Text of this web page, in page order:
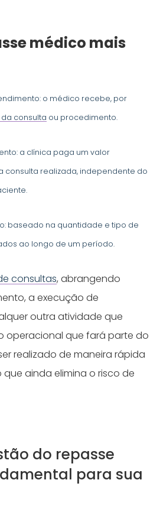
médico mais
o médico recebe, por
consulta ou procedimento.
a clínica paga um valor
consulta realizada, independente do
baseado na quantidade e tipo de
ao longo de um período.
consultas, abrangendo
a execução de
outra atividade que
operacional que fará parte do
realizado de maneira rápida
que ainda elimina o risco de
do repasse
para sua